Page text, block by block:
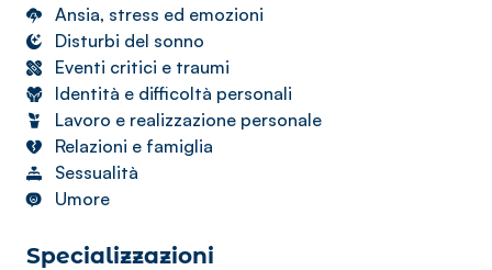
Ansia, stress ed emozioni
Disturbi del sonno
Eventi critici e traumi
Identità e difficoltà personali
Lavoro e realizzazione personale
Relazioni e famiglia
Sessualità
Umore
Specializzazioni